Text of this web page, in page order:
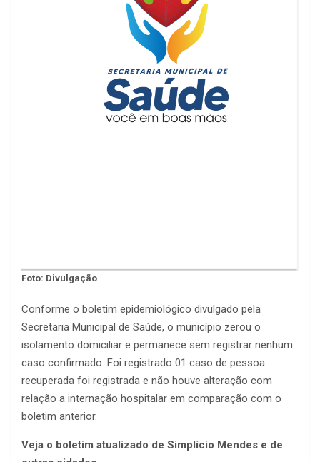
Foto: Divulgação
Conforme o boletim epidemiológico divulgado pela
Secretaria Municipal de Saúde, o município zerou o
isolamento domiciliar e permanece sem registrar nenhum
caso confirmado. Foi registrado 01 caso de pessoa
recuperada foi registrada e não houve alteração com
relação a internação hospitalar em comparação com o
boletim anterior.
Veja o boletim atualizado de Simplício Mendes e de